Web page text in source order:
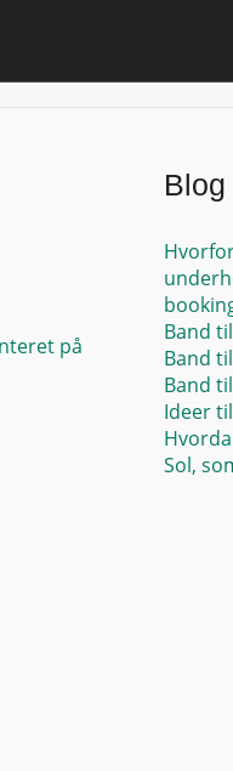
på
Blog
Band
Band
Band
Ideer
Sol,